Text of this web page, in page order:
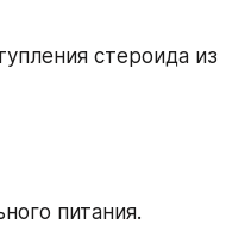
стероида из
питания.